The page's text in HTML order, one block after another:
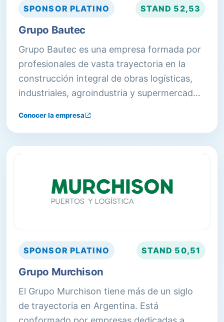
SPONSOR PLATINO STAND 52,53
Grupo Bautec
Grupo Bautec es una empresa formada por
profesionales de vasta trayectoria en la
construcción integral de obras logísticas,
industriales, agroindustria y supermercados.
como referente del segmento y líder en
Conocer la empresa
SPONSOR PLATINO STAND 50,51
Grupo Murchison
El Grupo Murchison tiene más de un siglo
de trayectoria en Argentina. Está